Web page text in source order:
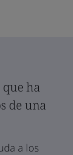
ha
de una
a los